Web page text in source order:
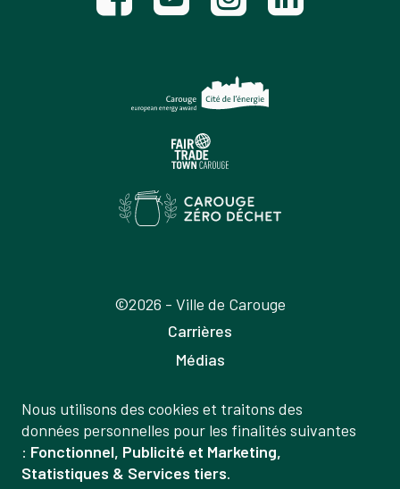
©2026 - Ville de Carouge
Carrières
Médias
Labels
Mentions légales
Politique de confidentialité
Gestion
des
Nous utilisons des cookies et traitons des
données personnelles pour les finalités suivantes
: Fonctionnel, Publicité et Marketing,
Statistiques & Services tiers.